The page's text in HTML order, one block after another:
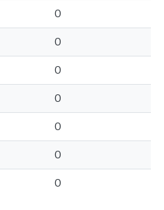
0
0
0
0
0
0
0